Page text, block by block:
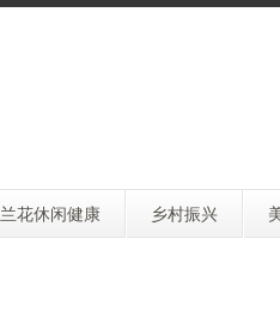
兰花休闲健康 乡村振兴